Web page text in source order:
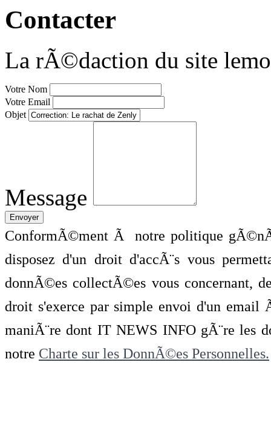
Contacter
La rÃ©daction du site
Votre Nom
Votre Email
Objet
Message
ConformÃ©ment Ã notre politique
disposez d'un droit d'accÃ¨s vous
donnÃ©es collectÃ©es vous concernant,
droit s'exerce par simple envoi d'un
maniÃ¨re dont IT NEWS INFO gÃ¨re les
notre Charte sur les DonnÃ©es Personnelles.